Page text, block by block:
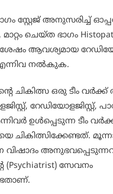
സ്റ്റേജ് അനുസരിച്ച്
ചെയ്ത ഭാഗം
ശേഷം ആവശ്യമായ
എന്നിവ നല്‍കുക.
ചികിത്സ ഒരു ടീം
റേഡിയോളജിസ്റ്റ്,
ഉള്‍പ്പെടുന്ന ടീം
ചികിത്സിക്കേണ്ടത്.
വിഷാദം
(Psychiatrist) സേവനം